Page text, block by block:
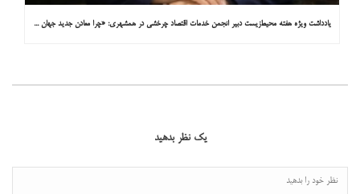
یادداشت ویژه هفته محیط‌زیست دبیر انجمن خدمات اقتصاد چرخشی در همشهری: «چرا معادن جدید جهان زیر زمین نیستند؟»
یک نظر بدهید